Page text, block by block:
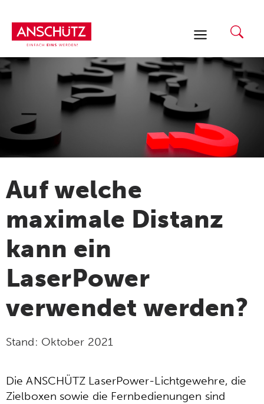
Inhalt
springen
Auf welche
maximale Distanz
kann ein
LaserPower
verwendet werden?
Stand: Oktober 2021
Die ANSCHÜTZ LaserPower-Lichtgewehre, die
Zielboxen sowie die Fernbedienungen sind